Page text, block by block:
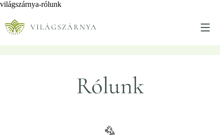
világszárnya-rólunk
VILÁGSZÁRNYA
Rólunk